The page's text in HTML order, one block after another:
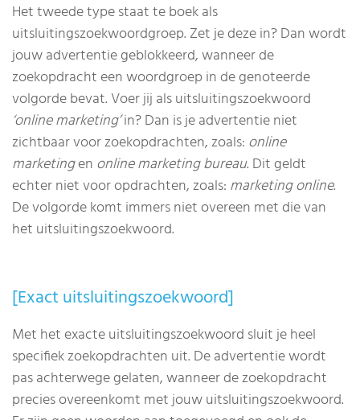
Het tweede type staat te boek als
uitsluitingszoekwoordgroep. Zet je deze in? Dan wordt
jouw advertentie geblokkeerd, wanneer de
zoekopdracht een woordgroep in de genoteerde
volgorde bevat. Voer jij als uitsluitingszoekwoord
‘online marketing’in? Dan is je advertentie niet
zichtbaar voor zoekopdrachten, zoals: online
marketingen online marketing bureau. Dit geldt
echter niet voor opdrachten, zoals: marketing online.
De volgorde komt immers niet overeen met die van
het uitsluitingszoekwoord.
[Exact uitsluitingszoekwoord]
Met het exacte uitsluitingszoekwoord sluit je heel
specifiek zoekopdrachten uit. De advertentie wordt
pas achterwege gelaten, wanneer de zoekopdracht
precies overeenkomt met jouw uitsluitingszoekwoord.